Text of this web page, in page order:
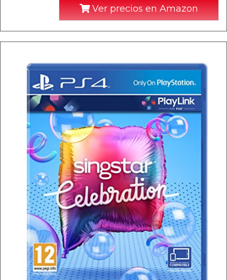
Ver precios en Amazon